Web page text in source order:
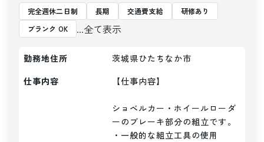
完全週休二日制 長期 交通費支給
研修あり
ブランク OK
...全て表示
勤務地住所
茨城県ひたちなか市
仕事内容
【仕事内容】
ショベルカー・ホイールローダ
ーのブレーキ部分の組立です。
・一般的な組立工具の使用